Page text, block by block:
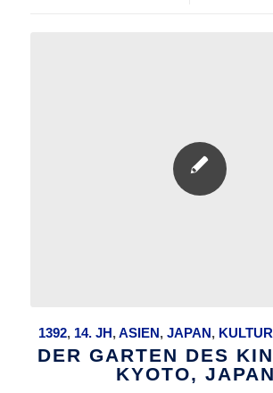
1392, 14. JH,ASIEN, JAPAN,
DER GARTEN DES
KYOTO,